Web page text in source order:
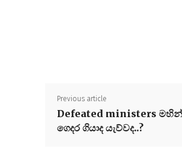
Previous article
Defeated ministers
ගෙදර ගියාද යැව්වද..?